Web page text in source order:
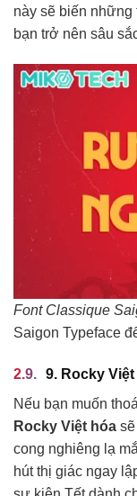
này sẽ biến những
bạn trở nên sâu
Font Classique
Saigon Typeface
9. Rocky
Nếu bạn muốn
Rocky Việt hóa
cong nghiêng lạ
hút thị giác ngay